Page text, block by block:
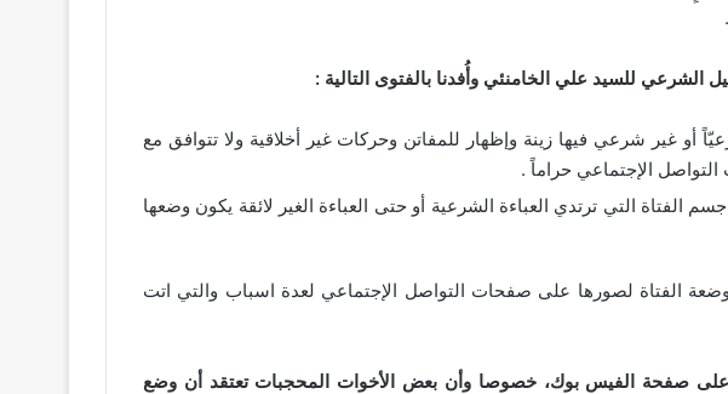
الشرعي للسيد علي الخامنئي وأُفدنا بالفتوى التالية :
أو غير شرعي فيها زينة وإظهار للمفاتن وحركات غير أخلاقية ولا تتوافق مع
الإجتماعي حراماً .
التي ترتدي العباءة الشرعية أو حتى العباءة الغير لائقة يكون وضعها
الفتاة لصورها على صفحات التواصل الإجتماعي لعدة اسباب والتي اتت
ﻋﻠﻰ ﺻﻔﺤﺔ ﺍﻟﻔﻴﺲ ﺑﻮﻙ، ﺧﺼﻮﺻﺎ ﻭﺃﻥ ﺑﻌﺾ ﺍﻷﺧﻮﺍﺕ ﺍﻟﻤﺤﺠﺒﺎﺕ ﺗﻌﺘﻘﺪ ﺃﻥ ﻭﺿﻊ